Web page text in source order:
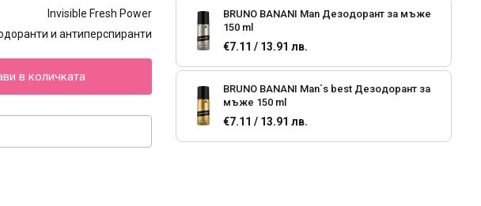
Invisible Fresh Power
и антиперспиранти
в количката
BRUNO BANANI Man Дезодорант за мъже
150 ml
€7.11 / 13.91 лв.
BRUNO BANANI Man`s best Дезодорант за
мъже 150 ml
€7.11 / 13.91 лв.